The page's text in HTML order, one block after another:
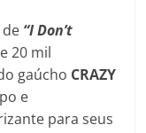
“I Don’t
20 mil
gaúcho CRAZY
e
para seus